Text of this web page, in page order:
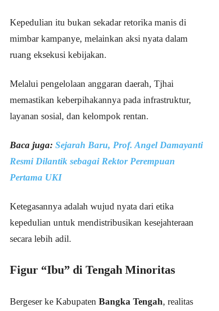
Kepedulian itu bukan sekadar retorika manis di
mimbar kampanye, melainkan aksi nyata dalam
ruang eksekusi kebijakan.
Melalui pengelolaan anggaran daerah, Tjhai
memastikan keberpihakannya pada infrastruktur,
layanan sosial, dan kelompok rentan.
Baca juga: Sejarah Baru, Prof. Angel Damayanti
Resmi Dilantik sebagai Rektor Perempuan
Pertama UKI
Ketegasannya adalah wujud nyata dari etika
kepedulian untuk mendistribusikan kesejahteraan
secara lebih adil.
Figur “Ibu” di Tengah Minoritas
Bergeser ke Kabupaten Bangka Tengah, realitas